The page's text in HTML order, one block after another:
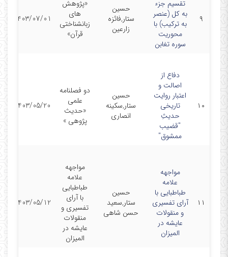
۹
تقسیم جزء
به کل (عنصر
به ترکیب) با
محوریت
سوره تغابن
حسین
ستار,فائزه
زارعین
«پژوهش
های
زبانشناختی
قرآن»
1403/07/01
۱۰
دفاع از
اصالت و
اعتبار روایت
تاریخی
حدیثِ
"قضیب
ممشوق"
حسین
ستار,سکینه
انصاری
دو فصلنامه
علمی
«حدیث
پژوهی »
1403/05/20
۱۱
مواجهه
علامه
طباطبایی با
آرای تفسیری
و منقولات
عایشه در
المیزان
حسین
ستار,سعید
حسن شاهی
مواجهه
علامه
طباطبایی
با آرای
تفسیری و
منقولات
عایشه در
المیزان
1403/05/12